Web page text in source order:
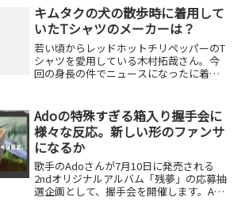
枢機卿に選ばれた菊池功さん。枢機卿と
はローマ教皇次ぐ役職で...
キムタクの犬の散歩時に着用して
いたTシャツのメーカーは？
若い頃からレッドホットチリペッパーのT
シャツを愛用している木村拓哉さん。今
回の身長の件でニュースになったに着用
ションニュースはこちらTシャツは？定価
等はわかりませんで...
Adoの特殊すぎる箱入り握手会に
様々な反応。新しい形のファンサ
になるか
歌手のAdoさんが7月10日に発売される
2ndオリジナルアルバム「残夢」の応募抽
選企画として、握手会を開催します。Ado